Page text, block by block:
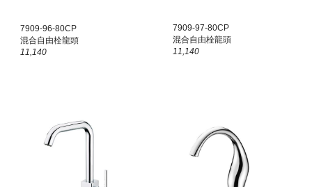
7909-96-80CP
混合自由栓龍頭
11,140
7909-97-80CP
混合自由栓龍頭
11,140